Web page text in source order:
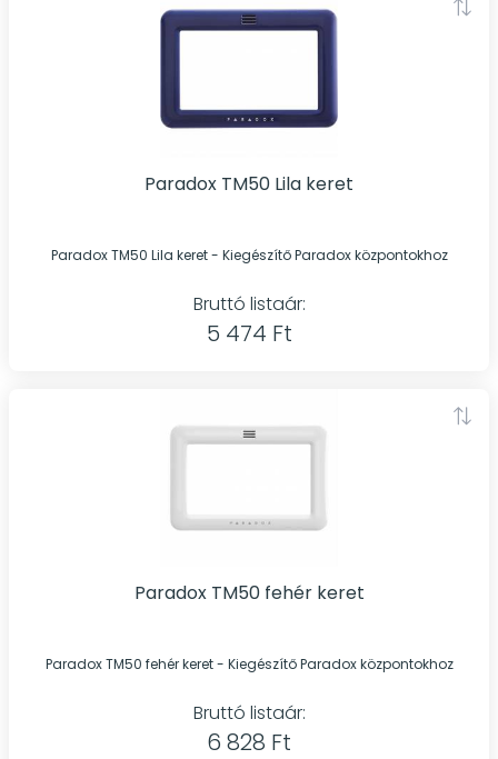
Paradox TM50 Lila keret
Paradox TM50 Lila keret - Kiegészítő Paradox központokhoz
Bruttó listaár:
5 474 Ft
Paradox TM50 fehér keret
Paradox TM50 fehér keret - Kiegészítő Paradox központokhoz
Bruttó listaár:
6 828 Ft